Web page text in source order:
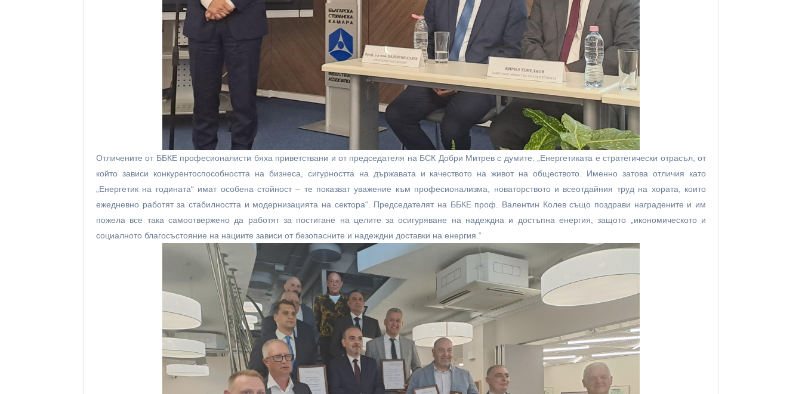
Отличените от ББКЕ професионалисти бяха приветствани и от председателя на БСК Добри Митрев с думите: „Енергетиката е стратегически отрасъл, от
който зависи конкурентоспособността на бизнеса, сигурността на държавата и качеството на живот на обществото. Именно затова отличия като
„Енергетик на годината“ имат особена стойност – те показват уважение към професионализма, новаторството и всеотдайния труд на хората, които
ежедневно работят за стабилността и модернизацията на сектора“. Председателят на ББКЕ проф. Валентин Колев също поздрави наградените и им
пожела все така самоотвержено да работят за постигане на целите за осигуряване на надеждна и достъпна енергия, защото „икономическото и
социалното благосъстояние на нациите зависи от безопасните и надеждни доставки на енергия.“